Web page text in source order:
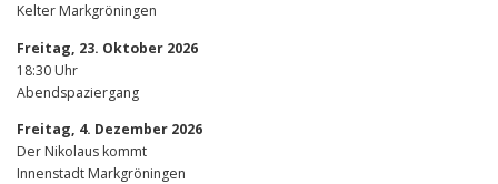
Kelter Markgröningen
Freitag, 23. Oktober 2026
18:30 Uhr
Abendspaziergang
Freitag, 4. Dezember 2026
Der Nikolaus kommt
Innenstadt Markgröningen